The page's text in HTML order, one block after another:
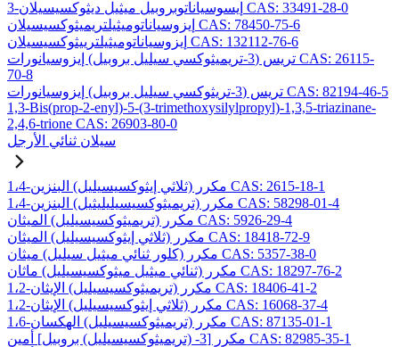
3-إيسوسياناتوبروبيل ميثيل ديثوكسيسيلان CAS: 33491-28-0
إيزوسياناتوميثيلتريميثوكسيسيلان CAS: 78450-75-6
إيزوسياناتوميثيلترييثوكسيسيلان CAS: 132112-76-6
تريس (3-تريميثوكسي سيليل بروبيل) إيزوسيانورات CAS: 26115-
70-8
تريس (3-تريثوكسي سيليل بروبيل) إيزوسيانورات CAS: 82194-46-5
1,3-Bis(prop-2-enyl)-5-(3-trimethoxysilylpropyl)-1,3,5-triazinane-
2,4,6-trione CAS: 26903-80-0
سيلان ثنائي الأرجل
1،4-مكرر (ثلاثي إيثوكسيسيليل) البنزين CAS: 2615-18-1
1،4-مكرر (تريميثوكسيسيليليثيل) البنزين CAS: 58298-01-4
مكرر (تريميثوكسيسيليل) الميثان CAS: 5926-29-4
مكرر (ثلاثي إيثوكسيسيليل) الميثان CAS: 18418-72-9
مكرر (كلور ثنائي ميثيل سيليل) ميثان CAS: 5357-38-0
مكرر (ثنائي ميثيل ميثوكسيسيليل) ماثان CAS: 18297-76-2
1،2-مكرر (تريميثوكسيسيليل) الإيثان CAS: 18406-41-2
1،2-مكرر (ثلاثي إيثوكسيسيليل) الإيثان CAS: 16068-37-4
1،6-مكرر (تريميثوكسيسيليل) الهكسان CAS: 87135-01-1
مكرر [3- (تريميثوكسيسيليل) بروبيل] أمين CAS: 82985-35-1